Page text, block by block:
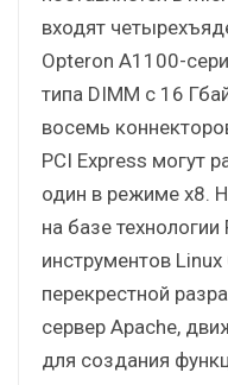
входят
Opteron A1100-
типа DIMM c 16
восемь
PCI Express могут
один в режиме x8.
на базе
инструментов
перекрестной
сервер Apache,
для создания